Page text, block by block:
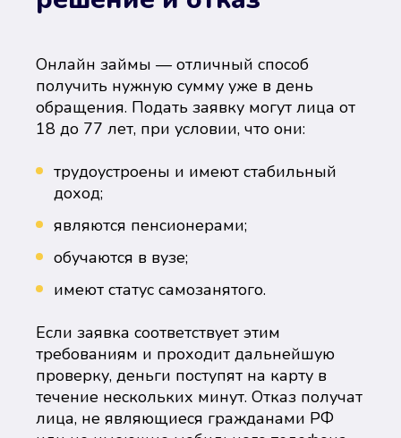
Онлайн займы — отличный способ
получить нужную сумму уже в день
обращения. Подать заявку могут лица от
18 до 77 лет, при условии, что они:
трудоустроены и имеют стабильный
доход;
являются пенсионерами;
обучаются в вузе;
имеют статус самозанятого.
Если заявка соответствует этим
требованиям и проходит дальнейшую
проверку, деньги поступят на карту в
течение нескольких минут. Отказ получат
лица, не являющиеся гражданами РФ